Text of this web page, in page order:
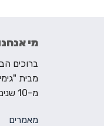
מי
מבית
מ-10 שנים.
מאמרים